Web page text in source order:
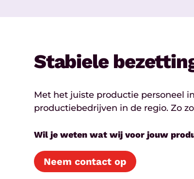
Stabiele
Met het juiste productie personeel
productiebedrijven in de regio. Zo
Wil je weten wat wij voor jouw
Neem contact op